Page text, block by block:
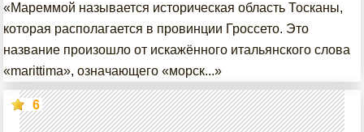
«Мареммой называется историческая область Тосканы,
которая располагается в провинции Гроссето. Это
название произошло от искажённого итальянского слова
«marittima», означающего «морск...»
6